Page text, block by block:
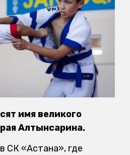
имя великого
Алтынсарина.
СК «Астана», где